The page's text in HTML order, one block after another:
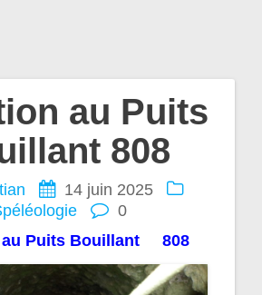
au Puits
808
14 juin 2025
0
au Puits Bouillant 808